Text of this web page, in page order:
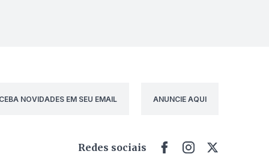
NOVIDADES EM SEU EMAIL ANUNCIE AQUI
Redes sociais